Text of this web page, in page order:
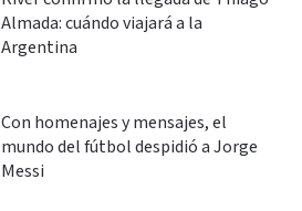
Almada: cuándo viajará a la
Argentina
Con homenajes y mensajes, el
mundo del fútbol despidió a Jorge
Messi